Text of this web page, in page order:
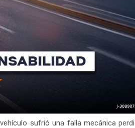
sufrió una falla mecánica